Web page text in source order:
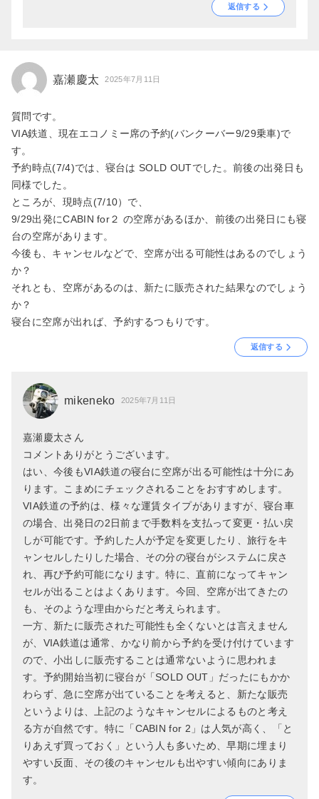
返信する
嘉瀬慶太 2025年7月11日
質問です。
VIA鉄道、現在エコノミー席の予約(バンクーバー9/29乗車)で
す。
予約時点(7/4)では、寝台は SOLD OUTでした。前後の出発日も
同様でした。
ところが、現時点(7/10）で、
9/29出発にCABIN for２ の空席があるほか、前後の出発日にも寝
台の空席があります。
今後も、キャンセルなどで、空席が出る可能性はあるのでしょう
か？
それとも、空席があるのは、新たに販売された結果なのでしょう
か？
寝台に空席が出れば、予約するつもりです。
返信する
mikeneko 2025年7月11日
嘉瀬慶太さん
コメントありがとうございます。
はい、今後もVIA鉄道の寝台に空席が出る可能性は十分にあ
ります。こまめにチェックされることをおすすめします。
VIA鉄道の予約は、様々な運賃タイプがありますが、寝台車
の場合、出発日の2日前まで手数料を支払って変更・払い戻
しが可能です。予約した人が予定を変更したり、旅行をキ
ャンセルしたりした場合、その分の寝台がシステムに戻さ
れ、再び予約可能になります。特に、直前になってキャン
セルが出ることはよくあります。今回、空席が出てきたの
も、そのような理由からだと考えられます。
一方、新たに販売された可能性も全くないとは言えません
が、VIA鉄道は通常、かなり前から予約を受け付けています
ので、小出しに販売することは通常ないように思われま
す。予約開始当初に寝台が「SOLD OUT」だったにもかか
わらず、急に空席が出ていることを考えると、新たな販売
というよりは、上記のようなキャンセルによるものと考え
る方が自然です。特に「CABIN for 2」は人気が高く、「と
りあえず買っておく」という人も多いため、早期に埋まり
やすい反面、その後のキャンセルも出やすい傾向にありま
す。